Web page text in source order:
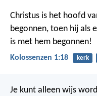
Christus is het hoofd
begonnen, toen hij als
is met hem begonnen!
Kolossenzen 1:18 kerk
Je kunt alleen wijs